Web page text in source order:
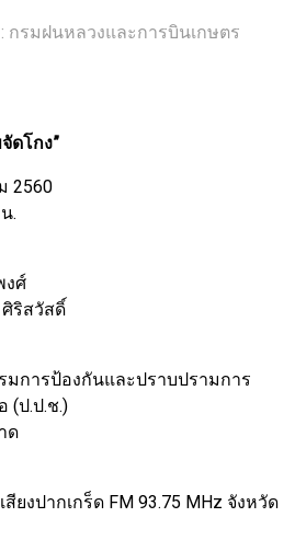
รมฝนหลวงและการบินเกษตร
ดโกง”
2560
.
งศ์
ริสวัสดิ์
การป้องกันและปราบปรามการ
(ป.ป.ช.)
ด
ยงปากเกร็ด FM 93.75 MHz จังหวัด